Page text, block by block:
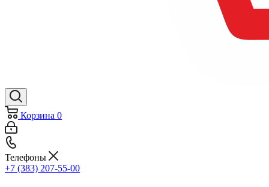
Корзина 0
Телефоны
+7 (383) 207-55-00